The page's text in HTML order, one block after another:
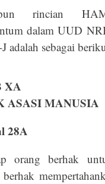
rincian
dalam UUD
adalah sebagai
XA
ASASI MANUSIA
28A
orang berhak
berhak